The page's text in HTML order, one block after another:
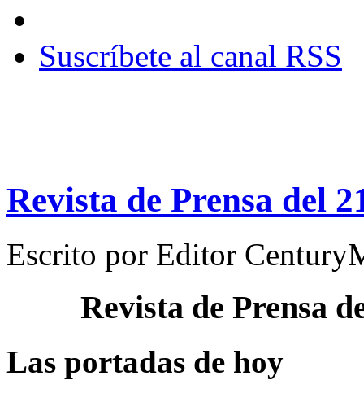
Suscríbete al canal RSS
Revista de Prensa del
Escrito por Editor
Revista de Prensa
Las portadas de hoy